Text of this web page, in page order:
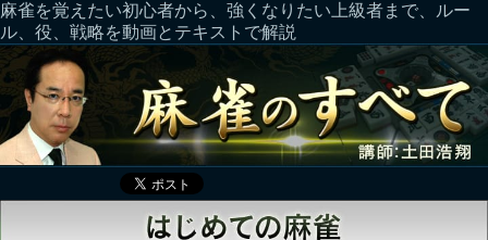
麻雀を覚えたい初心者から、強くなりたい上級者まで、ルー
ル、役、戦略を動画とテキストで解説